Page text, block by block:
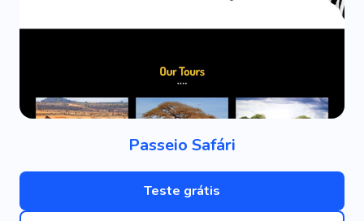
Passeio Safári
Teste grátis